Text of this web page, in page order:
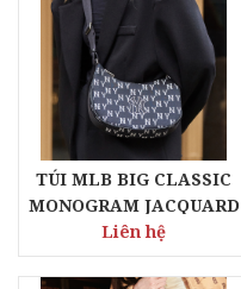
TÚI MLB BIG CLASSIC
MONOGRAM JACQUARD
L-HOBO BAG NEW YORK
YANKEES
Liên hệ